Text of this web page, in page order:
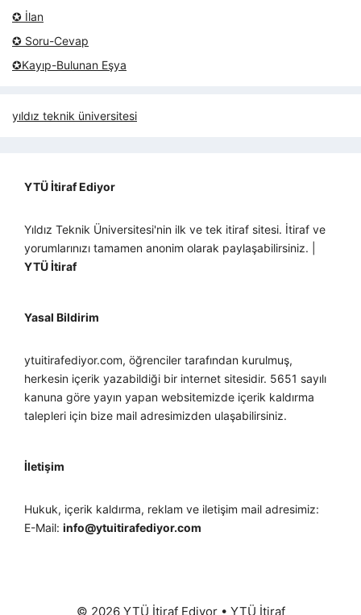
✪ İlan
✪ Soru-Cevap
✪Kayıp-Bulunan Eşya
yıldız teknik üniversitesi
YTÜ İtiraf Ediyor
Yıldız Teknik Üniversitesi'nin ilk ve tek itiraf sitesi. İtiraf ve
yorumlarınızı tamamen anonim olarak paylaşabilirsiniz. |
YTÜ İtiraf
Yasal Bildirim
ytuitirafediyor.com, öğrenciler tarafından kurulmuş,
herkesin içerik yazabildiği bir internet sitesidir. 5651 sayılı
kanuna göre yayın yapan websitemizde içerik kaldırma
talepleri için bize mail adresimizden ulaşabilirsiniz.
İletişim
Hukuk, içerik kaldırma, reklam ve iletişim mail adresimiz:
E-Mail: info@ytuitirafediyor.com
© 2026 YTÜ İtiraf Ediyor• YTÜ İtiraf